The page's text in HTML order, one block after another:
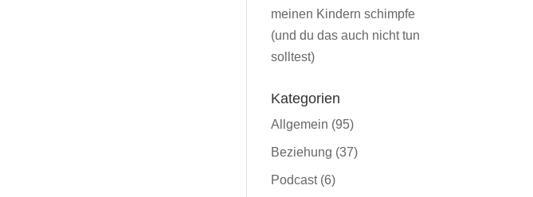
meinen Kindern schimpfe
(und du das auch nicht tun
solltest)
Kategorien
Allgemein (95)
Beziehung (37)
Podcast(6)